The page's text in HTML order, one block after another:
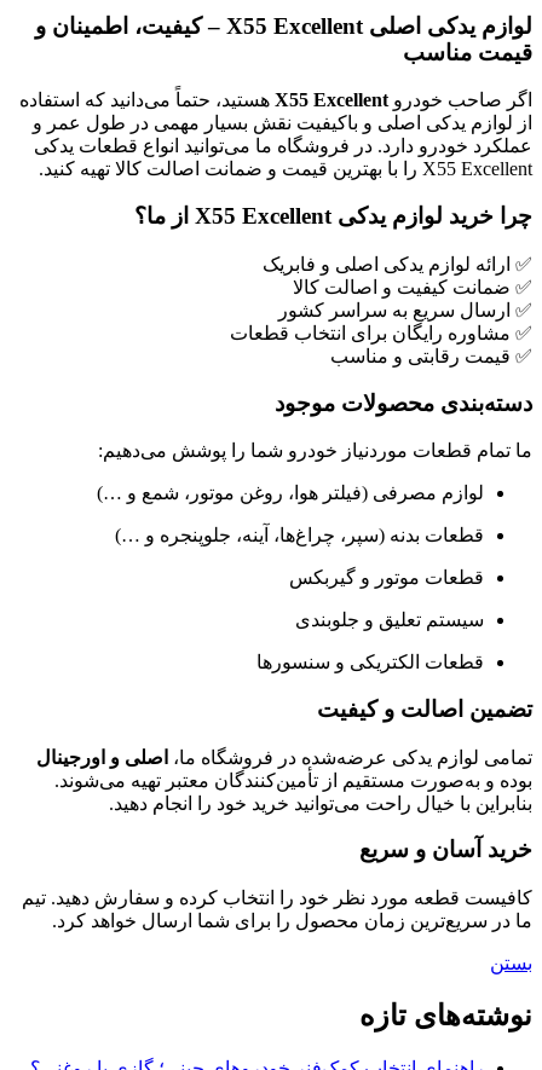
لوازم یدکی اصلی X55 Excellent – کیفیت، اطمینان و
قیمت مناسب
اگر صاحب خودرو X55 Excellent هستید، حتماً می‌دانید که استفاده
از لوازم یدکی اصلی و باکیفیت نقش بسیار مهمی در طول عمر و
عملکرد خودرو دارد. در فروشگاه ما می‌توانید انواع قطعات یدکی
X55 Excellent را با بهترین قیمت و ضمانت اصالت کالا تهیه کنید.
چرا خرید لوازم یدکی X55 Excellent از ما؟
✅ ارائه لوازم یدکی اصلی و فابریک
✅ ضمانت کیفیت و اصالت کالا
✅ ارسال سریع به سراسر کشور
✅ مشاوره رایگان برای انتخاب قطعات
✅ قیمت رقابتی و مناسب
دسته‌بندی محصولات موجود
ما تمام قطعات موردنیاز خودرو شما را پوشش می‌دهیم:
لوازم مصرفی (فیلتر هوا، روغن موتور، شمع و …)
قطعات بدنه (سپر، چراغ‌ها، آینه، جلوپنجره و …)
قطعات موتور و گیربکس
سیستم تعلیق و جلوبندی
قطعات الکتریکی و سنسورها
تضمین اصالت و کیفیت
تمامی لوازم یدکی عرضه‌شده در فروشگاه ما، اصلی و اورجینال
بوده و به‌صورت مستقیم از تأمین‌کنندگان معتبر تهیه می‌شوند.
بنابراین با خیال راحت می‌توانید خرید خود را انجام دهید.
خرید آسان و سریع
کافیست قطعه مورد نظر خود را انتخاب کرده و سفارش دهید. تیم
ما در سریع‌ترین زمان محصول را برای شما ارسال خواهد کرد.
بستن
نوشته‌های تازه